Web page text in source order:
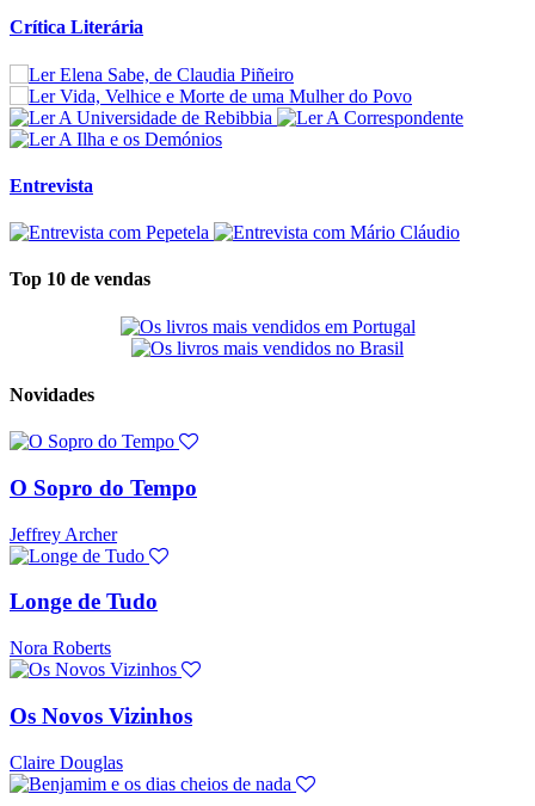
Crítica Literária
Entrevista
Top 10 de vendas
Novidades
O Sopro do Tempo
Jeffrey Archer
Longe de Tudo
Nora Roberts
Os Novos Vizinhos
Claire Douglas